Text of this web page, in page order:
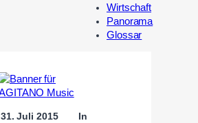
Wirtschaft
Panorama
Glossar
31. Juli 2015 In